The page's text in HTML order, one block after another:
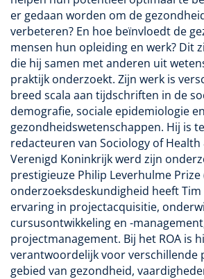
er gedaan worden om de
verbeteren? En hoe beïnvloedt de
mensen hun opleiding en werk? Dit
die hij samen met anderen uit
praktijk onderzoekt. Zijn werk is
breed scala aan tijdschriften in de
demografie, sociale epidemiologie en
gezondheidswetenschappen. Hij is
redacteuren van Sociology of Health
Verenigd Koninkrijk werd zijn
prestigieuze Philip Leverhulme Prize
onderzoeksdeskundigheid heeft
ervaring in projectacquisitie,
cursusontwikkeling en -
projectmanagement. Bij het ROA is
verantwoordelijk voor verschillende
gebied van gezondheid,